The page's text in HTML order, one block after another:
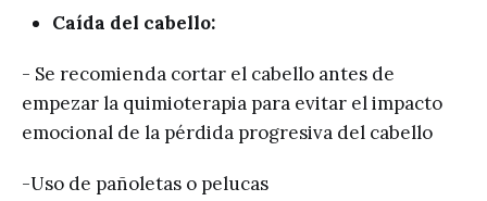
Caída del cabello:
- Se recomienda cortar el cabello antes de
empezar la quimioterapia para evitar el impacto
emocional de la pérdida progresiva del cabello
-Uso de pañoletas o pelucas